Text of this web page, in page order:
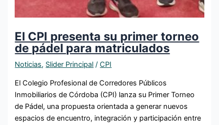
El CPI presenta su primer torneo
de pádel para matriculados
Noticias, Slider Principal /CPI
El Colegio Profesional de Corredores Públicos
Inmobiliarios de Córdoba (CPI) lanza su Primer Torneo
de Pádel, una propuesta orientada a generar nuevos
espacios de encuentro, integración y participación entre